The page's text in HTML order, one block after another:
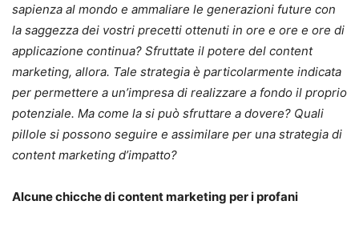
sapienza al mondo e ammaliare le generazioni future con
la saggezza dei vostri precetti ottenuti in ore e ore e ore di
applicazione continua? Sfruttate il potere del content
marketing, allora. Tale strategia è particolarmente indicata
per permettere a un’impresa di realizzare a fondo il proprio
potenziale. Ma come la si può sfruttare a dovere? Quali
pillole si possono seguire e assimilare per una strategia di
content marketing d’impatto?
Alcune chicche di content marketing per i profani